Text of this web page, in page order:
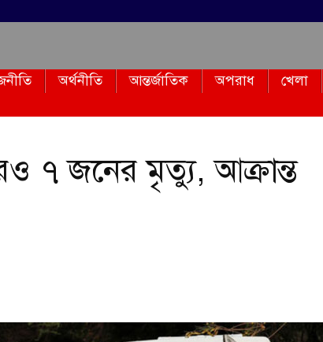
অর্থনীতি আন্তর্জাতিক অপরাধ খেলা
৭ জনের মৃত্যু, আক্রান্ত